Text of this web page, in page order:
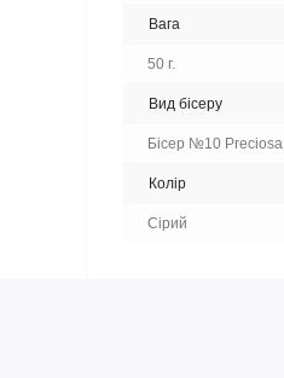
Вага
50 г.
Вид бісеру
Бісер №10 Preciosa
Колір
Сірий